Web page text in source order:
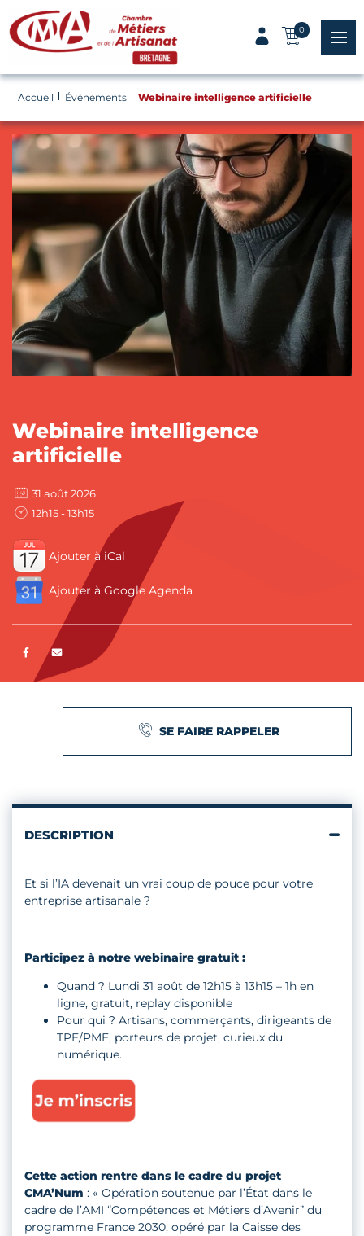
Panneau de gestion des cookies
0
menu
Accueil Événements Webinaire intelligence artificielle
Webinaire intelligence
artificielle
31 août 2026
12h15 - 13h15
Ajouter à iCal
Ajouter à Google Agenda
Partager sur Facebook
ENVOYER PAR E-MAIL
SE FAIRE RAPPELER
DESCRIPTION
Et si l’IA devenait un vrai coup de pouce pour votre
entreprise artisanale ?
Participez à notre webinaire gratuit :
Quand ? Lundi 31 août de 12h15 à 13h15 – 1h en
ligne, gratuit, replay disponible
Pour qui ? Artisans, commerçants, dirigeants de
TPE/PME, porteurs de projet, curieux du
numérique.
Cette action rentre dans le cadre du projet
CMA’Num : « Opération soutenue par l’État dans le
cadre de l’AMI “Compétences et Métiers d’Avenir” du
programme France 2030, opéré par la Caisse des